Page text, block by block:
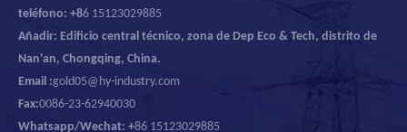
teléfono: +86 15123029885
Añadir: Edificio central técnico, zona de Dep Eco & Tech, distrito de
Nan'an, Chongqing, China.
Email :gold05@hy-industry.com
Fax:0086-23-62940030
Whatsapp/Wechat: +86 15123029885